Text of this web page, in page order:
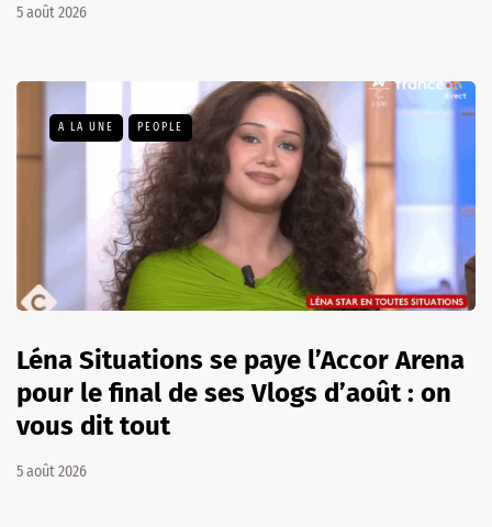
5 août 2026
A LA UNE PEOPLE
Léna Situations se paye l’Accor Arena
pour le final de ses Vlogs d’août : on
vous dit tout
5 août 2026